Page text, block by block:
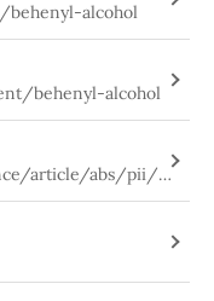
alcohol
behenyl-alcohol
article/abs/pii/S